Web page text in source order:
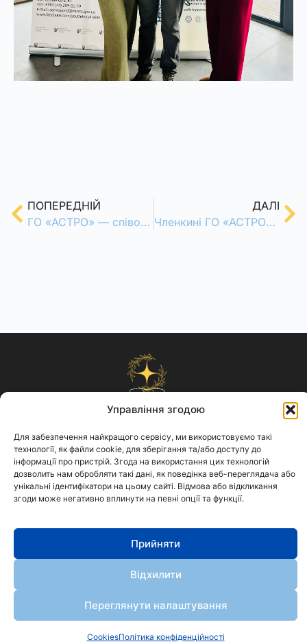
Управління згодою
Для забезпечення найкращого сервісу, ми використовуємо такі
технології, як файли cookie, для зберігання та/або доступу до
інформації про пристрій. Згода на використання цих технологій
дозволить нам обробляти такі дані, як поведінка веб-переглядача або
унікальні ідентифікатори на цьому сайті. Відмова або відкликання
згоди може негативно вплинути на певні опції та функції.
Прийняти
Відхилити
Переглянути налаштування
CookiesПолітика конфіденційності
ПОПЕРЕДНІЙ
ГО «АСТРО» — співорганізатор Освітньо-просвітницького Форуму «ДІТИ ГЕРОЇВ: ПІДТРИМКА, РОЗВИТОК, МАЙБУТНЄ»
ДАЛІ
Членкині ГО «АСТРО» виступили спікерками та модераторками Міжнародного саміту в Брюсселі
Політика конфіденційності
Cookies
АСТРО
© 2024. Всі права захищено